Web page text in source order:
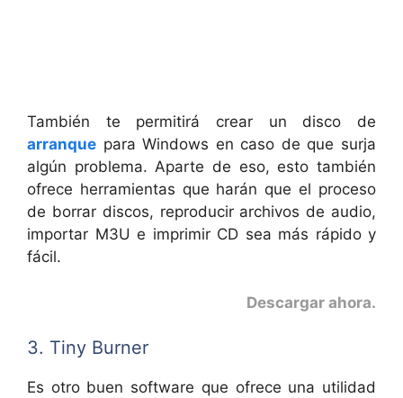
También te permitirá crear un disco de
arranque para Windows en caso de que surja
algún problema. Aparte de eso, esto también
ofrece herramientas que harán que el proceso
de borrar discos, reproducir archivos de audio,
importar M3U e imprimir CD sea más rápido y
fácil.
Descargar ahora.
3. Tiny Burner
Es otro buen software que ofrece una utilidad